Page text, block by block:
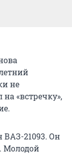
не
«встречку»,
ВАЗ-21093. Он
Молодой